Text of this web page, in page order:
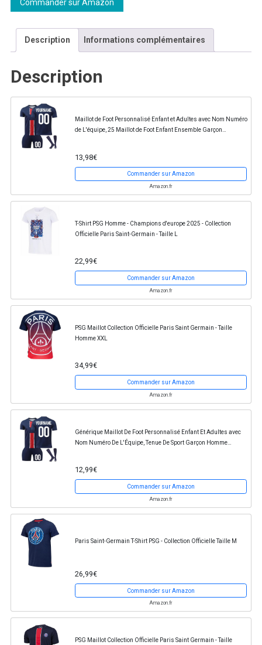
Commander sur Amazon
Description Informations complémentaires
Description
Maillot de Foot Personnalisé Enfant et Adultes avec Nom Numéro
de L'équipe, 25 Maillot de Foot Enfant Ensemble Garçon
13,98€
Commander sur Amazon
Amazon.fr
T-Shirt PSG Homme - Champions d'europe 2025 - Collection
Officielle Paris Saint-Germain - Taille L
22,99€
Commander sur Amazon
Amazon.fr
PSG Maillot Collection Officielle Paris Saint Germain - Taille
Homme XXL
34,99€
Commander sur Amazon
Amazon.fr
Générique Maillot De Foot Personnalisé Enfant Et Adultes avec
Nom Numéro De L'Équipe, Tenue De Sport Garçon Homme
12,99€
Commander sur Amazon
Amazon.fr
Paris Saint-Germain T-Shirt PSG - Collection Officielle Taille M
26,99€
Commander sur Amazon
Amazon.fr
PSG Maillot Collection Officielle Paris Saint Germain - Taille